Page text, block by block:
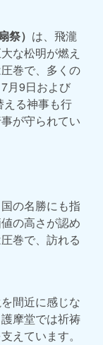
祭） は、飛瀧
な松明が燃え
巻で、多くの
月9日および
える神事も行
が守られてい
の名勝にも指
の高さが認め
巻で、訪れる
間近に感じな
摩堂では祈祷
えています。